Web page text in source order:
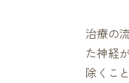
治療の
た神経
除くこ